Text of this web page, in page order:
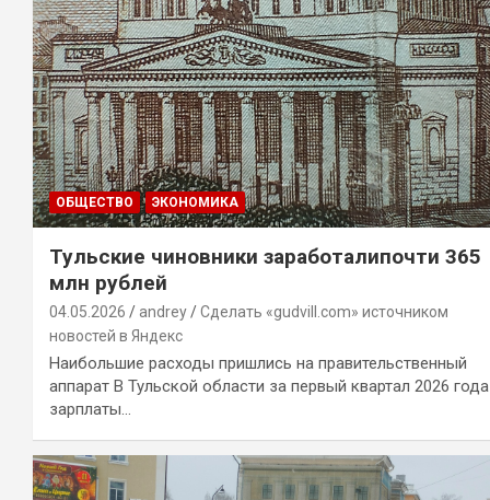
ОБЩЕСТВО ЭКОНОМИКА
Тульские чиновники заработалипочти 365
млн рублей
04.05.2026 andrey
Сделать «gudvill.com» источником
новостей в Яндекс
Наибольшие расходы пришлись на правительственный
аппарат В Тульской области за первый квартал 2026
зарплаты…